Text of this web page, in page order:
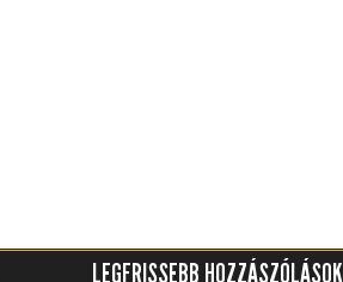
LEGFRISSEBB HOZZÁSZÓLÁSOK